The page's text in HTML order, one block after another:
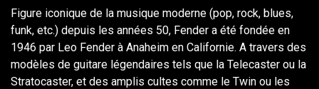
Figure iconique de la musique moderne (pop, rock, blues,
funk, etc.) depuis les années 50, Fender a été fondée en
1946 par Leo Fender à Anaheim en Californie. A travers des
modèles de guitare légendaires tels que la Telecaster ou la
Stratocaster, et des amplis cultes comme le Twin ou les